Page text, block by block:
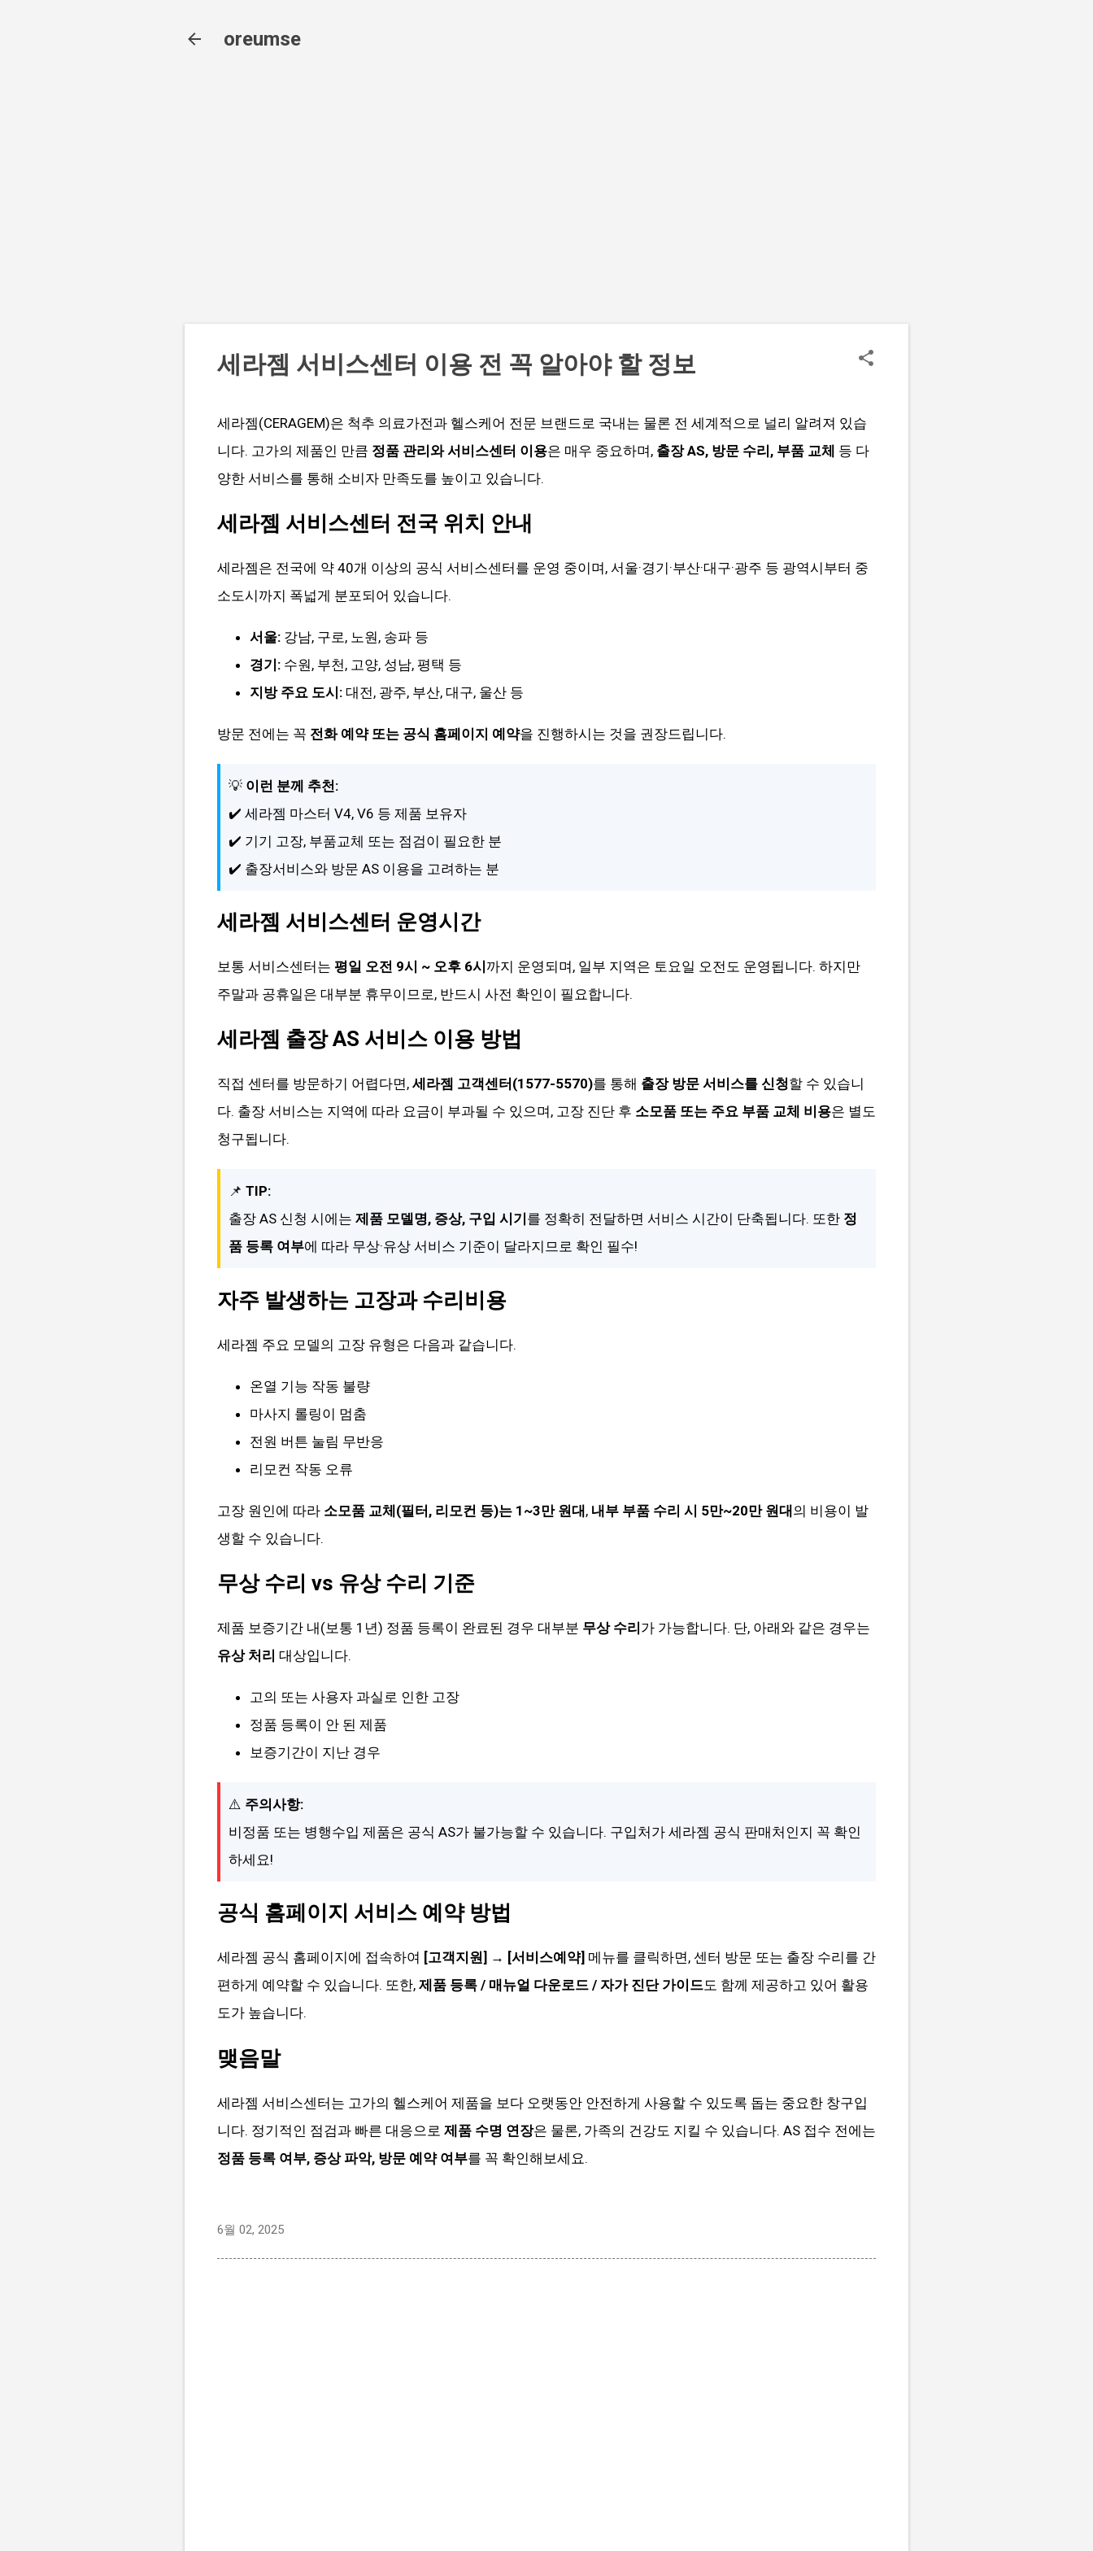
oreumse
세라젬 서비스센터 이용 전 꼭 알아야 할 정보
세라젬(CERAGEM)은 척추 의료가전과 헬스케어 전문 브랜드로 국내는 물론 전 세계적으로 널리 알려져 있습
니다. 고가의 제품인 만큼 정품 관리와 서비스센터 이용은 매우 중요하며, 출장 AS, 방문 수리, 부품 교체 등 다
양한 서비스를 통해 소비자 만족도를 높이고 있습니다.
세라젬 서비스센터 전국 위치 안내
세라젬은 전국에 약 40개 이상의 공식 서비스센터를 운영 중이며, 서울·경기·부산·대구·광주 등 광역시부터 중
소도시까지 폭넓게 분포되어 있습니다.
서울: 강남, 구로, 노원, 송파 등
경기: 수원, 부천, 고양, 성남, 평택 등
지방 주요 도시: 대전, 광주, 부산, 대구, 울산 등
방문 전에는 꼭 전화 예약 또는 공식 홈페이지 예약을 진행하시는 것을 권장드립니다.
💡 이런 분께 추천:
✔️ 세라젬 마스터 V4, V6 등 제품 보유자
✔️ 기기 고장, 부품교체 또는 점검이 필요한 분
✔️ 출장서비스와 방문 AS 이용을 고려하는 분
세라젬 서비스센터 운영시간
보통 서비스센터는 평일 오전 9시 ~ 오후 6시 까지 운영되며, 일부 지역은 토요일 오전도 운영됩니다. 하지만
주말과 공휴일은 대부분 휴무이므로, 반드시 사전 확인이 필요합니다.
세라젬 출장 AS 서비스 이용 방법
직접 센터를 방문하기 어렵다면, 세라젬 고객센터(1577-5570)를 통해 출장 방문 서비스를 신청할 수 있습니
다. 출장 서비스는 지역에 따라 요금이 부과될 수 있으며, 고장 진단 후 소모품 또는 주요 부품 교체 비용은 별도
청구됩니다.
📌 TIP:
출장 AS 신청 시에는 제품 모델명, 증상, 구입 시기 를 정확히 전달하면 서비스 시간이 단축됩니다. 또한 정
품 등록 여부에 따라 무상·유상 서비스 기준이 달라지므로 확인 필수!
자주 발생하는 고장과 수리비용
세라젬 주요 모델의 고장 유형은 다음과 같습니다.
온열 기능 작동 불량
마사지 롤링이 멈춤
전원 버튼 눌림 무반응
리모컨 작동 오류
고장 원인에 따라 소모품 교체(필터, 리모컨 등)는 1~3만 원대, 내부 부품 수리 시 5만~20만 원대의 비용이 발
생할 수 있습니다.
무상 수리 vs 유상 수리 기준
제품 보증기간 내(보통 1년) 정품 등록이 완료된 경우 대부분 무상 수리 가 가능합니다. 단, 아래와 같은 경우는
유상 처리 대상입니다.
고의 또는 사용자 과실로 인한 고장
정품 등록이 안 된 제품
보증기간이 지난 경우
⚠️ 주의사항:
비정품 또는 병행수입 제품은 공식 AS가 불가능할 수 있습니다. 구입처가 세라젬 공식 판매처인지 꼭 확인
하세요!
공식 홈페이지 서비스 예약 방법
세라젬 공식 홈페이지에 접속하여 [고객지원] → [서비스예약] 메뉴를 클릭하면, 센터 방문 또는 출장 수리를 간
편하게 예약할 수 있습니다. 또한, 제품 등록 / 매뉴얼 다운로드 / 자가 진단 가이드도 함께 제공하고 있어 활용
도가 높습니다.
맺음말
세라젬 서비스센터는 고가의 헬스케어 제품을 보다 오랫동안 안전하게 사용할 수 있도록 돕는 중요한 창구입
니다. 정기적인 점검과 빠른 대응으로 제품 수명 연장은 물론, 가족의 건강도 지킬 수 있습니다. AS 접수 전에는
정품 등록 여부, 증상 파악, 방문 예약 여부를 꼭 확인해보세요.
6월 02, 2025